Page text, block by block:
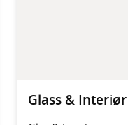
Glass &